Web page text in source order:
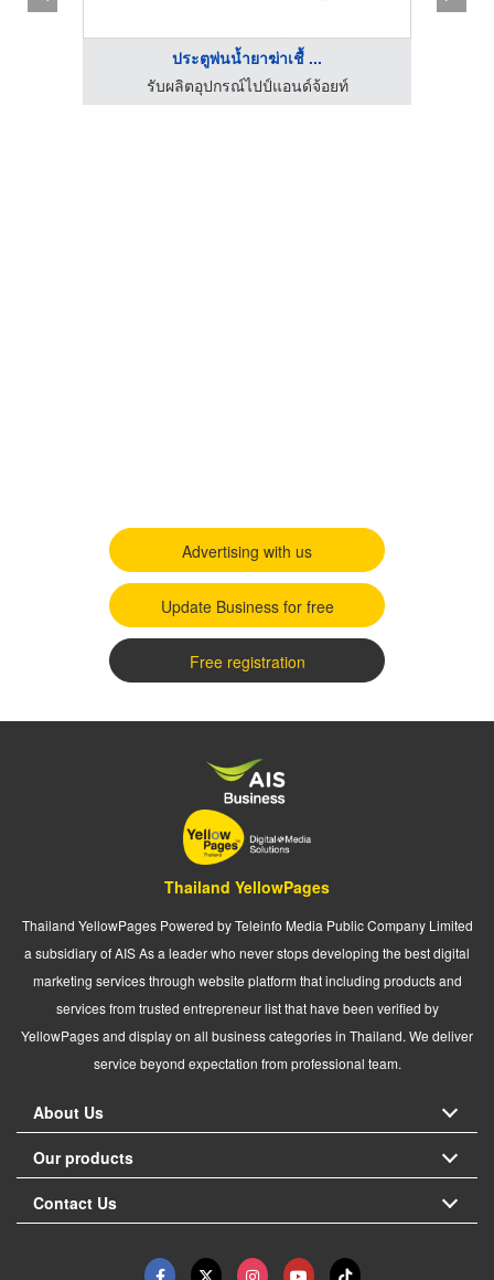
ประตูพ่นน้ำยาฆ่าเชื้ ...
รับผลิตอุปกรณ์ไปป์แอนด์จ้อยท์
Advertising with us
Update Business for free
Free registration
Thailand YellowPages
Thailand YellowPages Powered by Teleinfo Media Public Company Limited
a subsidiary of AIS As a leader who never stops developing the best digital
marketing services through website platform that including products and
services from trusted entrepreneur list that have been verified by
YellowPages and display on all business categories in Thailand. We deliver
service beyond expectation from professional team.
About Us
Our products
Contact Us